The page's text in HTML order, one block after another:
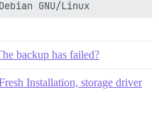
backup has failed?
Installation, storage driver